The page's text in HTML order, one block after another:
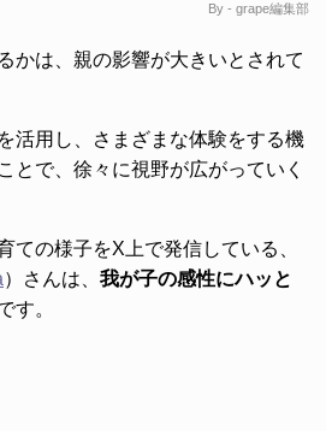
By - grape編集部
かは、親の影響が大きいとされて
活用し、さまざまな体験をする機
とで、徐々に視野が広がっていく
ての様子をX上で発信している、
）さんは、 我が子の感性にハッと
す。